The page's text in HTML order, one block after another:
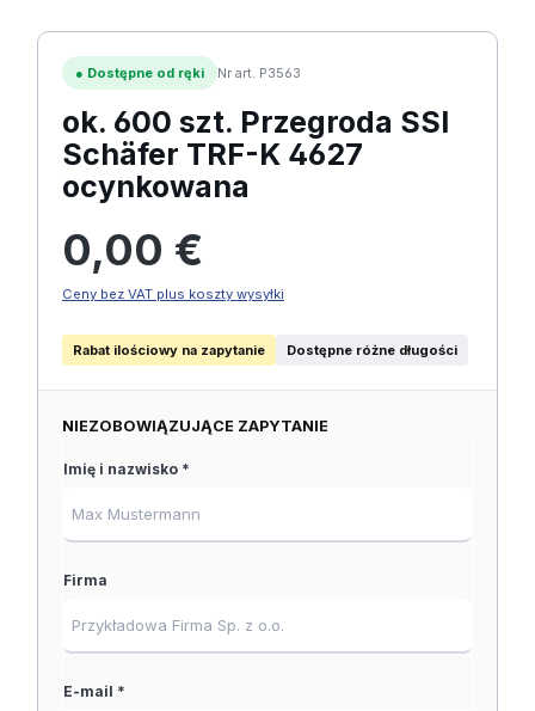
● Dostępne od ręki Nr art. P3563
ok. 600 szt. Przegroda SSI
Schäfer TRF-K 4627
ocynkowana
0,00 €
Ceny bez VAT plus koszty wysyłki
Rabat ilościowy na zapytanie Dostępne różne długości
NIEZOBOWIĄZUJĄCE ZAPYTANIE
Imię i nazwisko *
Firma
E-mail *